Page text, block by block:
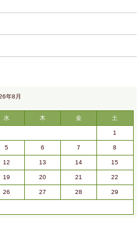
年8月
水 木 金 土
1
5 6 7 8
12 13 14 15
19 20 21 22
26 27 28 29